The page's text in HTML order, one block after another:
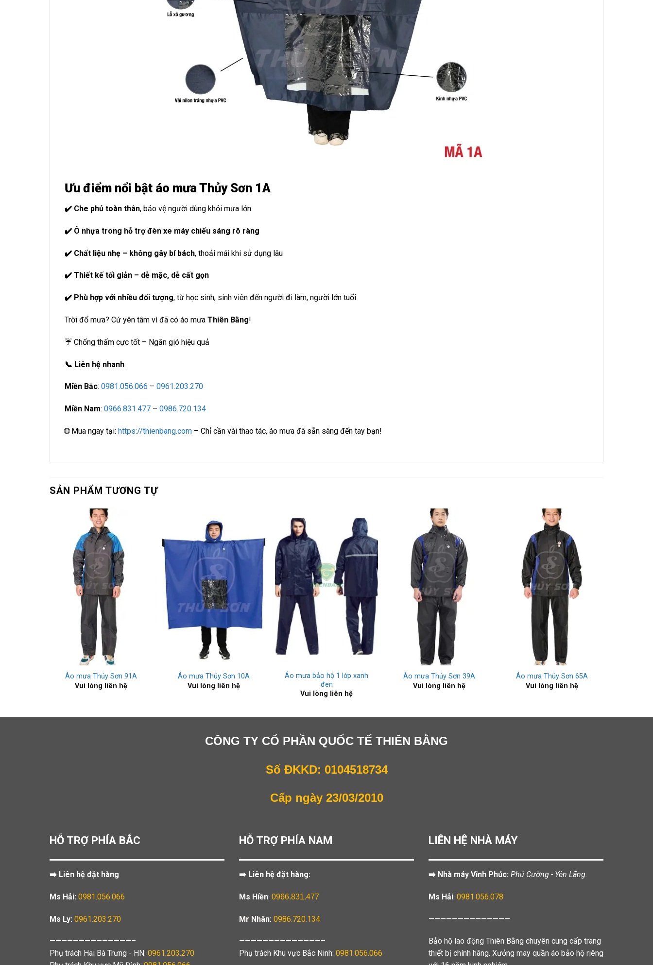
Ưu điểm nổi bật áo mưa Thủy Sơn 1A
✔️ Che phủ toàn thân, bảo vệ người dùng khỏi mưa lớn
✔️ Ô nhựa trong hỗ trợ đèn xe máy chiếu sáng rõ ràng
✔️ Chất liệu nhẹ – không gây bí bách, thoải mái khi sử dụng lâu
✔️ Thiết kế tối giản – dễ mặc, dễ cất gọn
✔️ Phù hợp với nhiều đối tượng, từ học sinh, sinh viên đến người đi làm, người lớn tuổi
Trời đổ mưa? Cứ yên tâm vì đã có áo mưa Thiên Bằng!
☔ Chống thấm cực tốt – Ngăn gió hiệu quả
📞 Liên hệ nhanh:
Miền Bắc: 0981.056.066 – 0961.203.270
Miền Nam: 0966.831.477 – 0986.720.134
🌐 Mua ngay tại: https://thienbang.com – Chỉ cần vài thao tác, áo mưa đã sẵn sàng đến tay bạn!
SẢN PHẨM TƯƠNG TỰ
Áo mưa Thủy Sơn 91A
Vui lòng liên hệ
Áo mưa Thủy Sơn 10A
Vui lòng liên hệ
Áo mưa bảo hộ 1 lớp xanh
đen
Vui lòng liên hệ
Áo mưa Thủy Sơn 39A
Vui lòng liên hệ
Áo mưa Thủy Sơn 65A
Vui lòng liên hệ
CÔNG TY CỔ PHẦN QUỐC TẾ THIÊN BẰNG
Số ĐKKD: 0104518734
Cấp ngày 23/03/2010
HỖ TRỢ PHÍA BẮC
➡️ Liên hệ đặt hàng
Ms Hải: 0981.056.066
Ms Ly: 0961.203.270
——————————————–
Phụ trách Hai Bà Trưng - HN: 0961.203.270
HỖ TRỢ PHÍA NAM
➡️ Liên hệ đặt hàng:
Ms Hiền: 0966.831.477
Mr Nhân: 0986.720.134
——————————————–
Phụ trách Khu vực Bắc Ninh: 0981.056.066
LIÊN HỆ NHÀ MÁY
➡️ Nhà máy Vĩnh Phúc: Phú Cường - Yên Lãng.
Ms Hải: 0981.056.078
——————————————
Bảo hộ lao động Thiên Bằng chuyên cung cấp trang
thiết bị chính hãng. Xưởng may quần áo bảo hộ riêng